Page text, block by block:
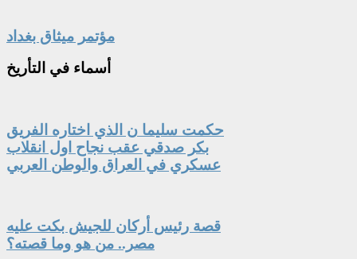
مؤتمر ميثاق بغداد
أسماء في التأريخ
حكمت سليما ن الذي اختاره الفريق
بكر صدقي عقب نجاح اول انقلاب
عسكري في العراق والوطن العربي
قصة رئيس أركان للجيش بكت عليه
مصر.. من هو وما قصته؟